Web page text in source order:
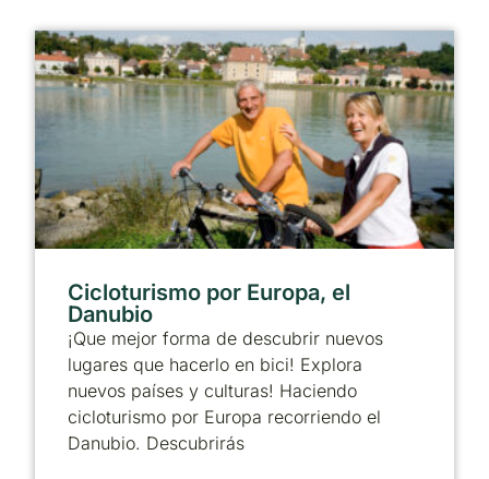
Cicloturismo por Europa, el
Danubio
¡Que mejor forma de descubrir nuevos
lugares que hacerlo en bici! Explora
nuevos países y culturas! Haciendo
cicloturismo por Europa recorriendo el
Danubio. Descubrirás